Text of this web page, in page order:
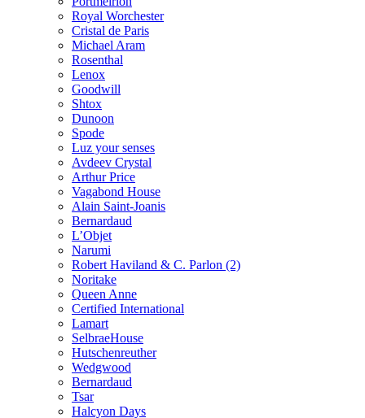
Royal Worchester
Cristal de Paris
Michael Aram
Rosenthal
Lenox
Goodwill
Shtox
Dunoon
Spode
Luz your senses
Avdeev Crystal
Arthur Price
Vagabond House
Alain Saint-Joanis
Bernardaud
L’Objet
Narumi
Robert Haviland & C. Parlon (2)
Noritakе
Queen Anne
Certified International
Lamart
SelbraeHouse
Hutschenreuther
Wedgwood
Bernardaud
Tsar
Halcyon Days